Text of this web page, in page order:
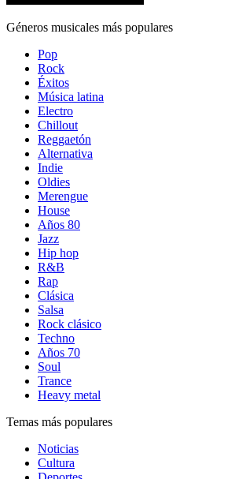
Géneros musicales más populares
Pop
Rock
Éxitos
Música latina
Electro
Chillout
Reggaetón
Alternativa
Indie
Oldies
Merengue
House
Años 80
Jazz
Hip hop
R&B
Rap
Clásica
Salsa
Rock clásico
Techno
Años 70
Soul
Trance
Heavy metal
Temas más populares
Noticias
Cultura